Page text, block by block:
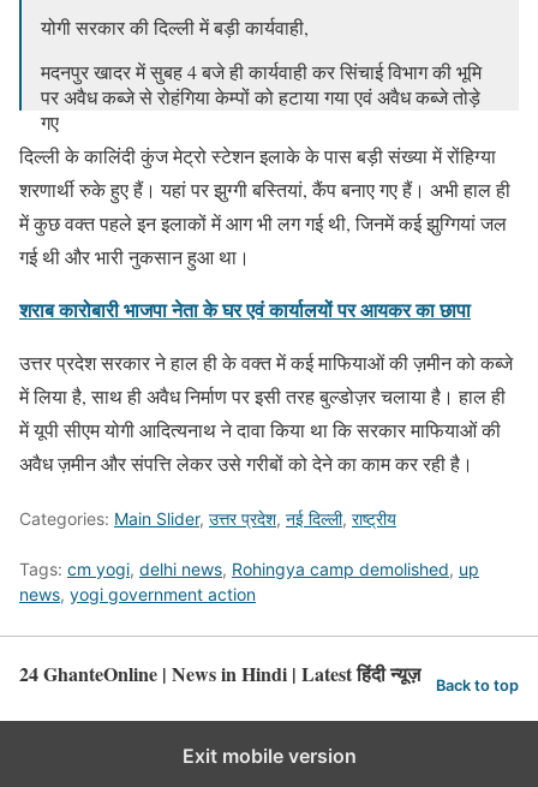
योगी सरकार की दिल्ली में बड़ी कार्यवाही,
मदनपुर खादर में सुबह 4 बजे ही कार्यवाही कर सिंचाई विभाग की भूमि
पर अवैध कब्जे से रोहंगिया केम्पों को हटाया गया एवं अवैध कब्जे तोड़े
गए
उ.प्र.सिंचाई विभाग की 2.10 हेक्टेयर जमीन मुक्त कराई।
pic.twitter.com/OIgvOmMqFF
— Dr. Mahendra Singh (@bjpdrmahendra)July 22, 2021
दिल्ली के कालिंदी कुंज मेट्रो स्टेशन इलाके के पास बड़ी संख्या में रोंहिग्या
शरणार्थी रुके हुए हैं। यहां पर झुग्गी बस्तियां, कैंप बनाए गए हैं। अभी हाल ही
में कुछ वक्त पहले इन इलाकों में आग भी लग गई थी, जिनमें कई झुग्गियां जल
गई थी और भारी नुकसान हुआ था।
शराब कारोबारी भाजपा नेता के घर एवं कार्यालयों पर आयकर का छापा
उत्तर प्रदेश सरकार ने हाल ही के वक्त में कई माफियाओं की ज़मीन को कब्जे
में लिया है, साथ ही अवैध निर्माण पर इसी तरह बुल्डोज़र चलाया है। हाल ही
में यूपी सीएम योगी आदित्यनाथ ने दावा किया था कि सरकार माफियाओं की
अवैध ज़मीन और संपत्ति लेकर उसे गरीबों को देने का काम कर रही है।
Categories: Main Slider, उत्तर प्रदेश, नई दिल्ली, राष्ट्रीय
Tags: cm yogi, delhi news, Rohingya camp demolished, up
news, yogi government action
24 GhanteOnline | News in Hindi | Latest हिंदी न्यूज़ Back to top
Exit mobile version